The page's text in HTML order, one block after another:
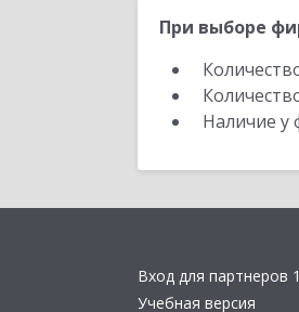
При выборе
Наличие у
Вход для партнеров
Учебная версия